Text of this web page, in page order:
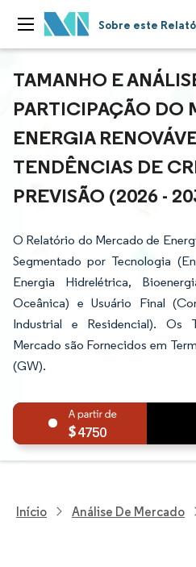
Sobre este
TAMANHO E
PARTICIPAÇÃO DO
ENERGIA
TENDÊNCIAS DE
PREVISÃO (2026 -
O Relatório do Mercado de
Segmentado por Tecnologia
Energia Hidrelétrica,
Oceânica) e Usuário Final
Industrial e Residencial). Os
Mercado são Fornecidos em
(GW).
4750
Início Análise De Mercado